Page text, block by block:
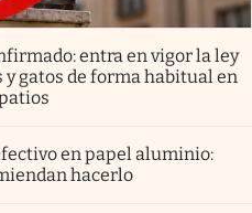
entra en vigor la ley
gatos de forma habitual en
en papel aluminio:
hacerlo